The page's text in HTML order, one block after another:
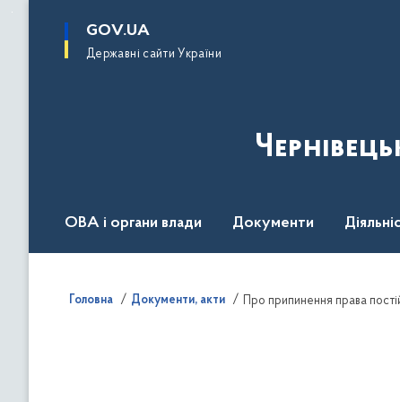
основного
GOV.UA
Державні сайти України
ОВА і органи влади Документи
Головна Документи, акти Про припинення права